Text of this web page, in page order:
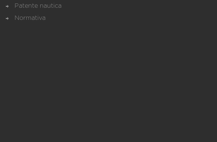
Patente nautica
Normativa